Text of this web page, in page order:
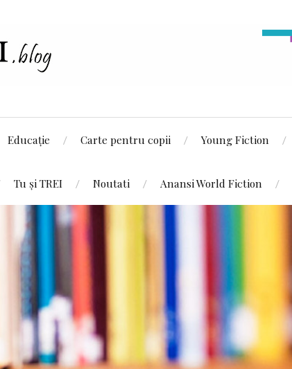
Educație Carte pentru copii Young Fiction
Tu și TREI Noutati Anansi World Fiction